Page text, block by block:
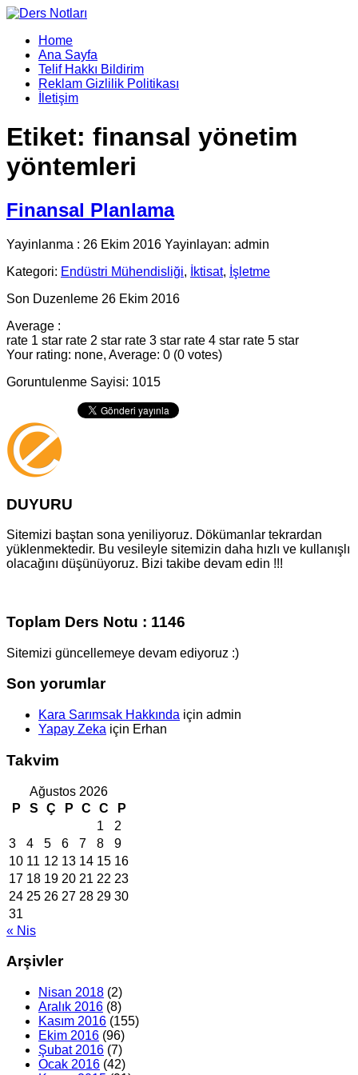
Home
Ana Sayfa
Telif Hakkı Bildirim
Reklam Gizlilik Politikası
İletişim
Etiket: finansal yönetim
yöntemleri
Finansal Planlama
Yayinlanma : 26 Ekim 2016 Yayinlayan: admin
Kategori: Endüstri Mühendisliği, İktisat, İşletme
Son Duzenleme 26 Ekim 2016
Average :
rate 1 star rate 2 star rate 3 star rate 4 star rate 5 star
Your rating: none, Average: 0 (0 votes)
Goruntulenme Sayisi: 1015
DUYURU
Sitemizi baştan sona yeniliyoruz. Dökümanlar tekrardan
yüklenmektedir. Bu vesileyle sitemizin daha hızlı ve kullanışlı
olacağını düşünüyoruz. Bizi takibe devam edin !!!
Toplam Ders Notu : 1146
Sitemizi güncellemeye devam ediyoruz :)
Son yorumlar
Kara Sarımsak Hakkında için admin
Yapay Zeka için Erhan
Takvim
Ağustos 2026
P
S Ç P C C
P
1
2
3
4 5 6 7 8
9
10 11 12 13 14 15 16
17 18 19 20 21 22 23
24 25 26 27 28 29 30
31
« Nis
Arşivler
Nisan 2018 (2)
Aralık 2016 (8)
Kasım 2016 (155)
Ekim 2016 (96)
Şubat 2016 (7)
Ocak 2016 (42)